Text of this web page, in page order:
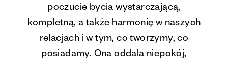
poczucie bycia wystarczającą,
kompletną, a także harmonię w naszych
relacjach i w tym, co tworzymy, co
posiadamy. Ona oddala niepokój,